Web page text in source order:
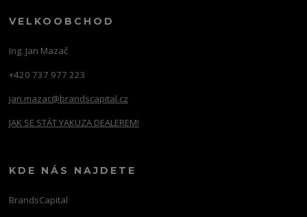
VELKOOBCHOD
Ing. Jan Mazač
+420 737 977 223
jan.mazac@brandscapital.cz
JAK SE STÁT YAKUZA DEALEREM!
KDE NÁS NAJDETE
BrandsCapital